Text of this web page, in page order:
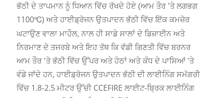
ਭੱਠੀ ਦੇ ਤਾਪਮਾਨ ਨੂੰ ਧਿਆਨ ਵਿੱਚ ਰੱਖਦੇ ਹੋਏ (ਆਮ ਤੌਰ 'ਤੇ ਲਗਭਗ
1100℃) ਅਤੇ ਹਾਈਡ੍ਰੋਜਨ ਉਤਪਾਦਨ ਭੱਠੀ ਵਿੱਚ ਇੱਕ ਕਮਜ਼ੋਰ
ਘਟਾਉਣ ਵਾਲਾ ਮਾਹੌਲ, ਨਾਲ ਹੀ ਸਾਡੇ ਸਾਲਾਂ ਦੇ ਡਿਜ਼ਾਈਨ ਅਤੇ
ਨਿਰਮਾਣ ਦੇ ਤਜਰਬੇ ਅਤੇ ਇਹ ਤੱਥ ਕਿ ਵੱਡੀ ਗਿਣਤੀ ਵਿੱਚ ਬਰਨਰ
ਆਮ ਤੌਰ 'ਤੇ ਭੱਠੀ ਵਿੱਚ ਉੱਪਰ ਅਤੇ ਹੇਠਾਂ ਅਤੇ ਕੰਧ ਦੇ ਪਾਸਿਆਂ 'ਤੇ
ਵੰਡੇ ਜਾਂਦੇ ਹਨ, ਹਾਈਡ੍ਰੋਜਨ ਉਤਪਾਦਨ ਭੱਠੀ ਦੀ ਲਾਈਨਿੰਗ ਸਮੱਗਰੀ
ਵਿੱਚ 1.8-2.5 ਮੀਟਰ ਉੱਚੀ CCEFIRE ਲਾਈਟ-ਬ੍ਰਿਕ ਲਾਈਨਿੰਗ